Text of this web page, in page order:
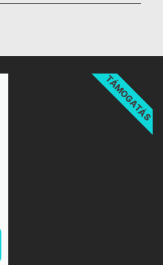
TÁMOGATÁS